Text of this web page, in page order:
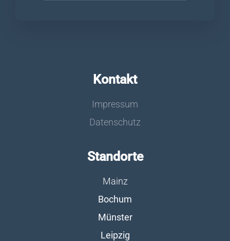
Kontakt
Impressum
Datenschutz
Standorte
Mainz
Bochum
Münster
Leipzig